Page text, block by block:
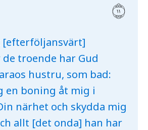
[efterföljansvärt]
troende har Gud
hustru, som bad:
en boning åt mig i
närhet och skydda mig
allt [det onda] han har